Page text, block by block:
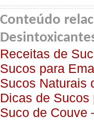
Conteúdo
Receitas de
Sucos para
Sucos Naturais
Dicas de Sucos
Suco de Couve